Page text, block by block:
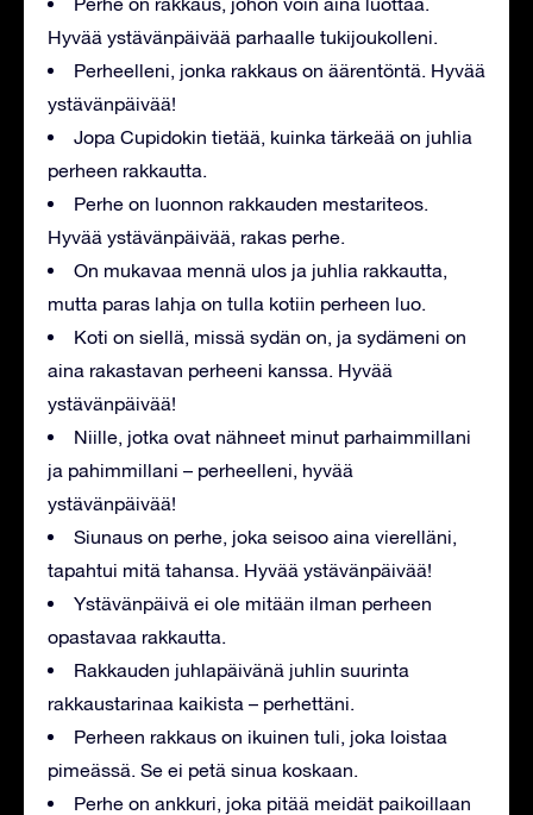
Hyvää ystävänpäivää parhaalle tukijoukolleni.
Perheelleni, jonka rakkaus on äärentöntä. Hyvää
ystävänpäivää!
Jopa Cupidokin tietää, kuinka tärkeää on juhlia
perheen rakkautta.
Perhe on luonnon rakkauden mestariteos.
Hyvää ystävänpäivää, rakas perhe.
On mukavaa mennä ulos ja juhlia rakkautta,
mutta paras lahja on tulla kotiin perheen luo.
Koti on siellä, missä sydän on, ja sydämeni on
aina rakastavan perheeni kanssa. Hyvää
ystävänpäivää!
Niille, jotka ovat nähneet minut parhaimmillani
ja pahimmillani – perheelleni, hyvää
ystävänpäivää!
Siunaus on perhe, joka seisoo aina vierelläni,
tapahtui mitä tahansa. Hyvää ystävänpäivää!
Ystävänpäivä ei ole mitään ilman perheen
opastavaa rakkautta.
Rakkauden juhlapäivänä juhlin suurinta
rakkaustarinaa kaikista – perhettäni.
Perheen rakkaus on ikuinen tuli, joka loistaa
pimeässä. Se ei petä sinua koskaan.
Perhe on ankkuri, joka pitää meidät paikoillaan